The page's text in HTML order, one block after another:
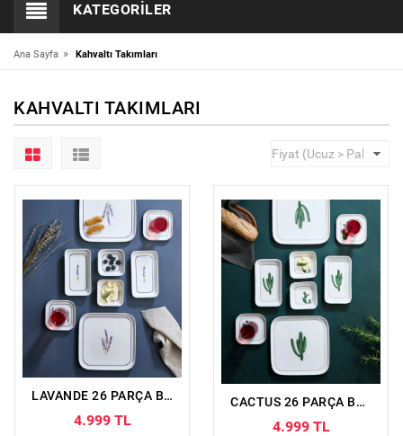
KATEGORILER
Ana Sayfa » Kahvaltı Takımları
KAHVALTI TAKIMLARI
LAVANDE 26 PARÇA BONE KARE PORSELEN KAHVALTI TAKIMI
4.999 TL
CACTUS 26 PARÇA BONE KARE PORSELEN KAHVALTI TAKIMI
4.999 TL